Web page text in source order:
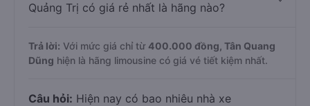
Quảng Trị có giá rẻ nhất là hãng nào?
Trả lời: Với mức giá chỉ từ 400.000 đồng, Tân Quang
Dũng hiện là hãng limousine có giá vé tiết kiệm nhất.
Câu hỏi: Hiện nay có bao nhiêu nhà xe